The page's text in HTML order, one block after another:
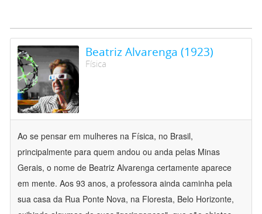
Beatriz Alvarenga (1923)
Física
Ao se pensar em mulheres na Física, no Brasil,
principalmente para quem andou ou anda pelas Minas
Gerais, o nome de Beatriz Alvarenga certamente aparece
em mente. Aos 93 anos, a professora ainda caminha pela
sua casa da Rua Ponte Nova, na Floresta, Belo Horizonte,